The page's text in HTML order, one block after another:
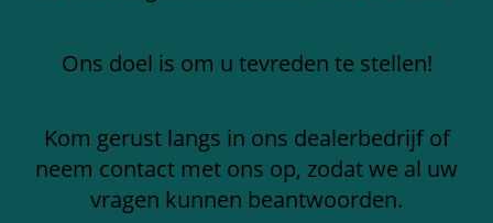
Ons doel is om u tevreden te stellen!
Kom gerust langs in ons dealerbedrijf of
neem contact met ons op, zodat we al uw
vragen kunnen beantwoorden.